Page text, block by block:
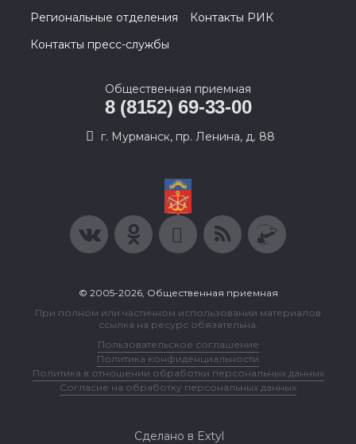
Региональные отделения
Контакты РИК
Контакты пресс-службы
Общественная приемная
8 (8152) 69-33-00
г. Мурманск, пр. Ленина, д. 88
© 2005-2026, Общественная приемная
При полном или частичном использовании материалов
ссылка на ресурс обязательна.
Пользовательское соглашение
Политика конфиденциальности
Политика в отношении обработки персональных данных
Согласие на обработку персональных данных
Сделано в Extyl